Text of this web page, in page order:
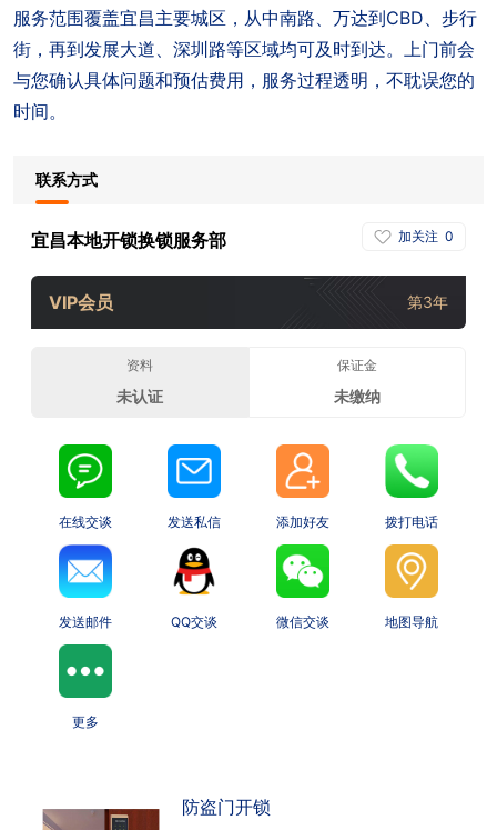
服务范围覆盖宜昌主要城区，从中南路、万达到CBD、步行
街，再到发展大道、深圳路等区域均可及时到达。上门前会
与您确认具体问题和预估费用，服务过程透明，不耽误您的
时间。
联系方式
加关注 0
宜昌本地开锁换锁服务部
VIP会员 第3年
资料
未认证
保证金
未缴纳
在线交谈 发送私信 添加好友 拨打电话
发送邮件 QQ交谈 微信交谈 地图导航
更多
防盗门开锁